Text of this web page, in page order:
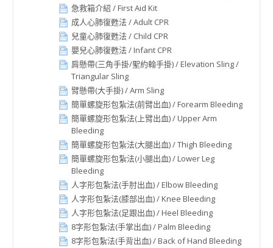
急救箱介紹 / First Aid Kit
成人心肺復甦法 / Adult CPR
兒童心肺復甦法 / Child CPR
嬰兒心肺復甦法 / Infant CPR
肩懸帶(三角手掛/聖約翰手掛) / Elevation Sling /
Triangular Sling
臂懸帶(大手掛) / Arm Sling
簡單螺旋形包紮法(前臂出血) / Forearm Bleeding
簡單螺旋形包紮法(上臂出血) / Upper Arm
Bleeding
簡單螺旋形包紮法(大腿出血) / Thigh Bleeding
簡單螺旋形包紮法(小腿出血) / Lower Leg
Bleeding
人字形包紮法(手肘出血) / Elbow Bleeding
人字形包紮法(膝部出血) / Knee Bleeding
人字形包紮法(足跟出血) / Heel Bleeding
8字形包紮法(手掌出血) / Palm Bleeding
8字形包紮法(手背出血) / Back of Hand Bleeding